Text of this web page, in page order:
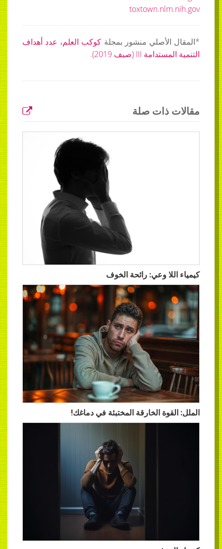
toxtown.nlm.nih.gov
*المقال الأصلي منشور بمجلة كوكب العلم، عدد أهداف
التنمية المستدامة III (صيف 2019)
.
مقالات ذات صلة
كيمياء اللا وعي: رائحة الخوف
الملل: القوة الخارقة المختبئة في دماغك!